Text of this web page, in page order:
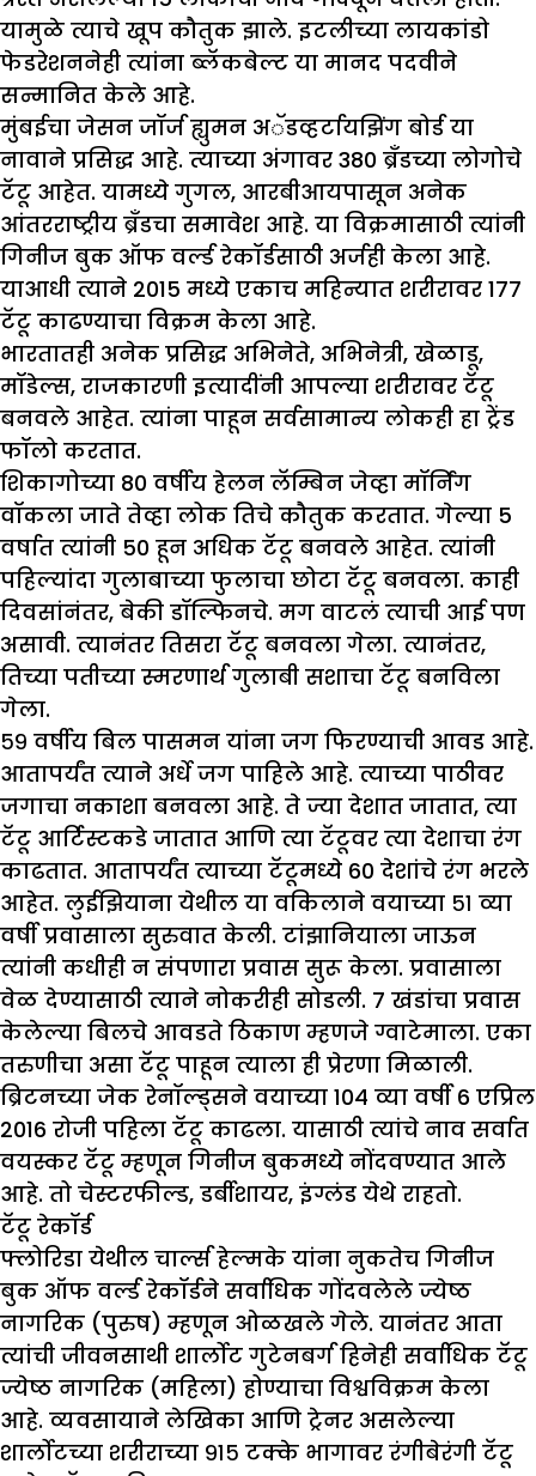
यामुळे त्याचे खूप कौतुक झाले. इटलीच्या लायकांडो
फेडरेशननेही त्यांना ब्लॅकबेल्ट या मानद पदवीने
सन्मानित केले आहे.
मुंबईचा जेसन जॉर्ज ह्युमन अॅडव्हर्टायझिंग बोर्ड या
नावाने प्रसिद्ध आहे. त्‍याच्‍या अंगावर 380 ब्रँडच्‍या लोगोचे
टॅटू आहेत. यामध्ये गुगल, आरबीआयपासून अनेक
आंतरराष्ट्रीय ब्रँडचा समावेश आहे. या विक्रमासाठी त्यांनी
गिनीज बुक ऑफ वर्ल्ड रेकॉर्डसाठी अर्जही केला आहे.
याआधी त्याने 2015 मध्ये एकाच महिन्यात शरीरावर 177
टॅटू काढण्याचा विक्रम केला आहे.
भारतातही अनेक प्रसिद्ध अभिनेते, अभिनेत्री, खेळाडू,
मॉडेल्स, राजकारणी इत्यादींनी आपल्या शरीरावर टॅटू
बनवले आहेत. त्यांना पाहून सर्वसामान्य लोकही हा ट्रेंड
फॉलो करतात.
शिकागोच्या 80 वर्षीय हेलन लॅम्बिन जेव्हा मॉर्निंग
वॉकला जाते तेव्हा लोक तिचे कौतुक करतात. गेल्या 5
वर्षात त्यांनी 50 हून अधिक टॅटू बनवले आहेत. त्यांनी
पहिल्यांदा गुलाबाच्या फुलाचा छोटा टॅटू बनवला. काही
दिवसांनंतर, बेकी डॉल्फिनचे. मग वाटलं त्याची आई पण
असावी. त्यानंतर तिसरा टॅटू बनवला गेला. त्यानंतर,
तिच्या पतीच्या स्मरणार्थ गुलाबी सशाचा टॅटू बनविला
गेला.
५९ वर्षीय बिल पासमन यांना जग फिरण्याची आवड आहे.
आतापर्यंत त्याने अर्धे जग पाहिले आहे. त्याच्या पाठीवर
जगाचा नकाशा बनवला आहे. ते ज्या देशात जातात, त्या
टॅटू आर्टिस्टकडे जातात आणि त्या टॅटूवर त्या देशाचा रंग
काढतात. आतापर्यंत त्याच्या टॅटूमध्ये 60 देशांचे रंग भरले
आहेत. लुईझियाना येथील या वकिलाने वयाच्या ५१ व्या
वर्षी प्रवासाला सुरुवात केली. टांझानियाला जाऊन
त्यांनी कधीही न संपणारा प्रवास सुरू केला. प्रवासाला
वेळ देण्यासाठी त्याने नोकरीही सोडली. 7 खंडांचा प्रवास
केलेल्या बिलचे आवडते ठिकाण म्हणजे ग्वाटेमाला. एका
तरुणीचा असा टॅटू पाहून त्याला ही प्रेरणा मिळाली.
ब्रिटनच्या जेक रेनॉल्ड्सने वयाच्या 104 व्या वर्षी 6 एप्रिल
2016 रोजी पहिला टॅटू काढला. यासाठी त्यांचे नाव सर्वात
वयस्कर टॅटू म्हणून गिनीज बुकमध्ये नोंदवण्यात आले
आहे. तो चेस्टरफील्ड, डर्बीशायर, इंग्लंड येथे राहतो.
टॅटू रेकॉर्ड
फ्लोरिडा येथील चार्ल्स हेल्मके यांना नुकतेच गिनीज
बुक ऑफ वर्ल्ड रेकॉर्डने सर्वाधिक गोंदवलेले ज्येष्ठ
नागरिक (पुरुष) म्हणून ओळखले गेले. यानंतर आता
त्यांची जीवनसाथी शार्लोट गुटेनबर्ग हिनेही सर्वाधिक टॅटू
ज्येष्ठ नागरिक (महिला) होण्याचा विश्वविक्रम केला
आहे. व्यवसायाने लेखिका आणि ट्रेनर असलेल्या
शार्लोटच्या शरीराच्या ९१५ टक्के भागावर रंगीबेरंगी टॅटू